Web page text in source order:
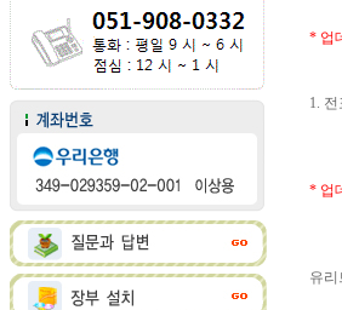
* 업
1.
* 업
유